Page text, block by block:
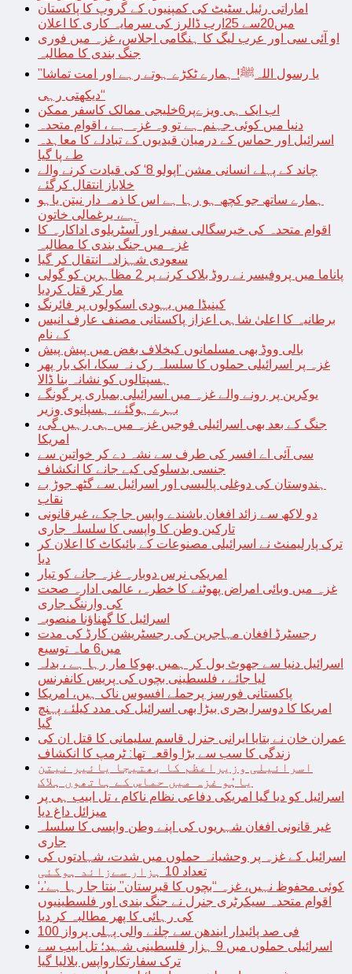
اماراتی رئیل سٹیٹ کی کمپنیوں کے گروپ کا پاکستان
میں20سے 25ارب ڈالرز کی سرمایہ کاری کا اعلان
او آئی سی اور عرب لیگ کا ہنگامی اجلاس، غزہ میں فوری
جنگ بندی کا مطالبہ
’’یا رسول اللہﷺ! ہمارے ٹکڑے ہوتے رہے اور امت تماشا
دیکھتی رہی‘‘
اب ایک ہی ویزےپر6خلیجی ممالک کاسفر ممکن
دنیا میں کوئی جہنم ہے تو وہ غزہ ہے ، اقوام متحدہ
اسرائیل اور حماس کے درمیان قیدیوں کے تبادلے کا معاہدہ
طے پا گیا
چاند کے پہلے انسانی مشن ’اپولو 8‘ کی قیادت کرنے والے
خلاباز انتقال کرگئے
ہمارے ساتھ جو کچھ ہو رہا ہے اس کا ذمہ دار نیتن یاہو
ہے، یرغمالی خاتون
اقوام متحدہ کی خیرسگالی سفیر اور آسٹریلوی اداکارہ کا
غزہ میں جنگ بندی کا مطالبہ
سعودی شہزادہ انتقال کر گیا
پاناما میں پروفیسر نے روڈ بلاک کرنے پر 2 مظاہرین کو گولی
مار کر قتل کردیا
کینیڈا میں یہودی اسکولوں پر فائرنگ
برطانیہ کا اعلیٰ شاہی اعزاز پاکستانی مصنف عارف انیس
کے نام
بالی ووڈ بھی مسلمانوں کیخلاف بغض میں پیش پیش
غزہ پر اسرائیلی حملوں کا سلسلہ رک نہ سکا، ایک بار پھر
ہسپتالوں کو نشانہ بنا ڈالا
یوکرین پر رونے والے غزہ میں اسرائیلی بمباری پر گونگے
بہرے ہوگئے، ہسپانوی وزیر
جنگ کے بعد بھی اسرائیلی فوجیں غزہ میں ہی رہیں گی،
امریکا
سی آئی اے افسر کی طرف سے نشہ دے کر خواتین سے
جنسی بدسلوکی کیے جانے کا انکشاف
ہندوستان کی دوغلی پالیسی اور اسرائیل سے گٹھ جوڑ بے
نقاب
دو لاکھ سے زائد افغان باشندے واپس جا چکے، غیرقانونی
تارکین وطن کا واپسی کا سلسلہ جاری
ترک پارلیمنٹ نے اسرائیلی مصنوعات کے بائیکاٹ کا اعلان کر
دیا
امریکی نرس دوبارہ غزہ جانے کو تیار
غزہ میں وبائی امراض پھوٹنے کا خطرہ، عالمی ادارہ صحت
کی وارننگ جاری
اسرائیل کا گھناؤنا منصوبہ
رجسٹرڈ افغان مہاجرین کی رجسٹریشن کارڈ کی مدت
میں6 ماہ توسیع
اسرائیل دنیا سے جھوٹ بول کر ہمیں بھوکا مار رہا ہے ، بدلہ
لیا جائے ، فلسطینی بچوں کی پریس کانفرنس
پاکستانی فورسز پرحملے افسوس ناک ہیں، امریکا
امریکا کا دوسرا بحری بیڑا بھی اسرائیل کی مدد کیلئے پہنچ
گیا
عمران خان نے بتایا ایرانی جنرل قاسم سلیمانی کا قتل ان کی
زندگی کا سب سے بڑا واقعہ تھا: ٹرمپ کا انکشاف
اسرائیلی وزیراعظم کا بھتیجا یائیر نیتن
یاہُو غزہ میں حماس کے ہاتھوں ہلاک
اسرائیل کو دیا گیا امریکی دفاعی نظام ناکام ، تل ابیب ہی پر
میزائل داغ دیا
غیر قانونی افغان شہریوں کی اپنے وطن واپسی کا سلسلہ
جاری
اسرائیل کے غزہ پر وحشیانہ حملوں میں شدت، شہادتوں کی
تعداد 10 ہزار سےزائد ہوگئی
‘کوئی محفوظ نہیں، غزہ “بچوں کا قبرستان” بنتا جا رہا ہے’،
اقوام متحدہ سیکرٹری جنرل نے جنگ بندی اور فلسطینیوں
کی رہائی کا پھر مطالبہ کر دیا
100 فی صد پائیدار ایندھن سے چلنے والی پہلی پرواز
اسرائیلی حملوں میں 9 ہزار فلسطینی شہید؛ تل ابیب سے
ترک سفارتکارواپس بلالیا گیا